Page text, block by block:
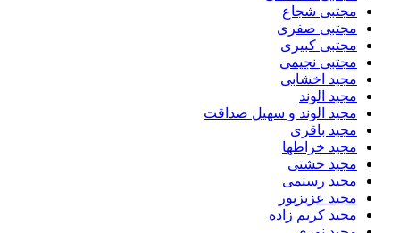
مجتبی شجاع
مجتبی صفری
مجتبی کبیری
مجتبی نجیمی
مجید اخشابی
مجید الوند‎
مجید الوند و سهیل صداقت
مجید باقری
مجید خراطها
مجید خشتی
مجید رستمی
مجید عزیزپور
مجید کریم زاده